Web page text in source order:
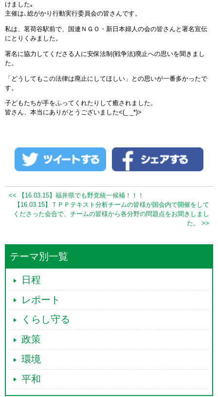
けました｡
主催は､総がかり行動実行委員会の皆さんです。
私は、茗荷谷駅前で、国連ＮＧＯ・新日本婦人の会の皆さんと署名宣伝
にとりくみました。
署名に協力してくださる人に安保法制(戦争法)廃止への思いを聞きまし
た。
「どうしてもこの法律は廃止にしてほしい」との思いが一番多かったで
す。
子どもたちが手をふってくれたりして癒されました。
皆さん、本当にありがとうございました<(_ _*)>
<< 【16.03.15】福井県でも野党統一候補！！！
【16.03.15】ＴＰＰテキスト分析チームの皆様が国会内で開催をして
くださった会合で、チームの皆様から各分野の問題点をお聞きしまし
た。 >>
テーマ別一覧
日程
レポート
くらし守る
政策
環境
平和